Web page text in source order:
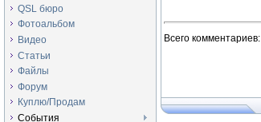
QSL бюро
Фотоальбом
Видео
Статьи
Файлы
Форум
Куплю/Продам
События
Всего комментариев: